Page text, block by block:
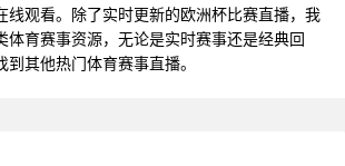
线观看。除了实时更新的欧洲杯比赛直播，我
体育赛事资源，无论是实时赛事还是经典回
其他热门体育赛事直播。